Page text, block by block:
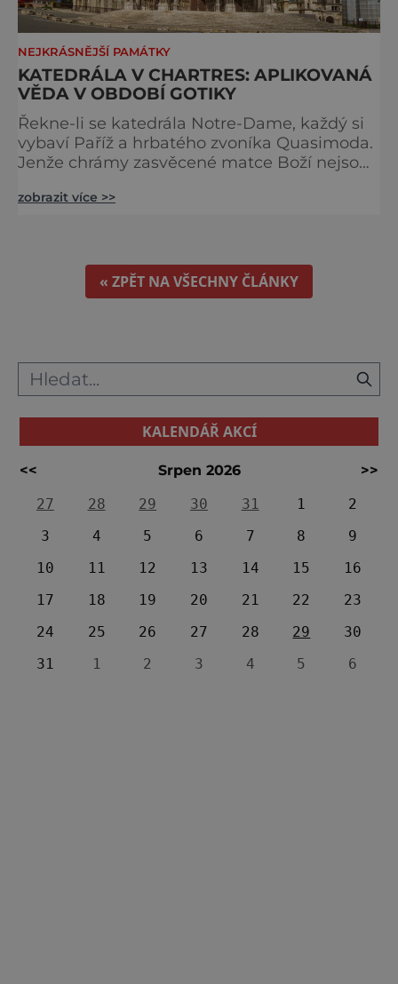
NEJKRÁSNĚJŠÍ PAMÁTKY
KATEDRÁLA V CHARTRES: APLIKOVANÁ
VĚDA V OBDOBÍ GOTIKY
Řekne-li se katedrála Notre-Dame, každý si
vybaví Paříž a hrbatého zvoníka Quasimoda.
Jenže chrámy zasvěcené matce Boží nejsou
obyvatelé města Rouen se mohou pochlubit
stavbou světa. Ovšem nejpůsobivější perlou
toho jména je ta, která se nachází v Chartres.
Městečko Chartres se
zobrazit více >>
« ZPĚT NA VŠECHNY ČLÁNKY
KALENDÁŘ AKCÍ
<< Srpen 2026
>>
27
28 29 30 31 1
2
3
4 5 6 7 8
9
10
11 12 13 14 15
16
17
18 19 20 21 22
23
24
25 26 27 28 29
30
31
1 2 3 4 5 6